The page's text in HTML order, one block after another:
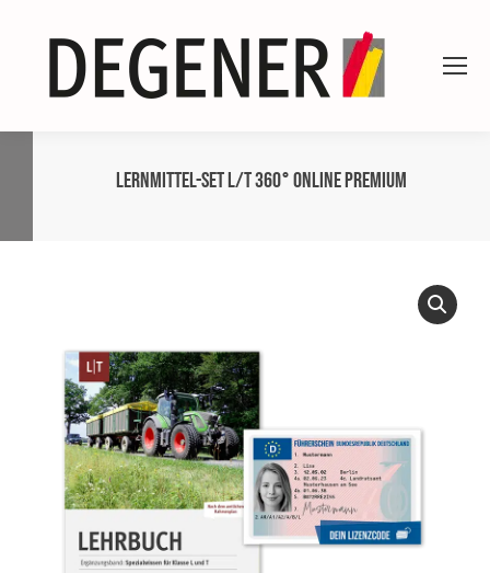
Lernmittel-Set L/T 360° online Premium